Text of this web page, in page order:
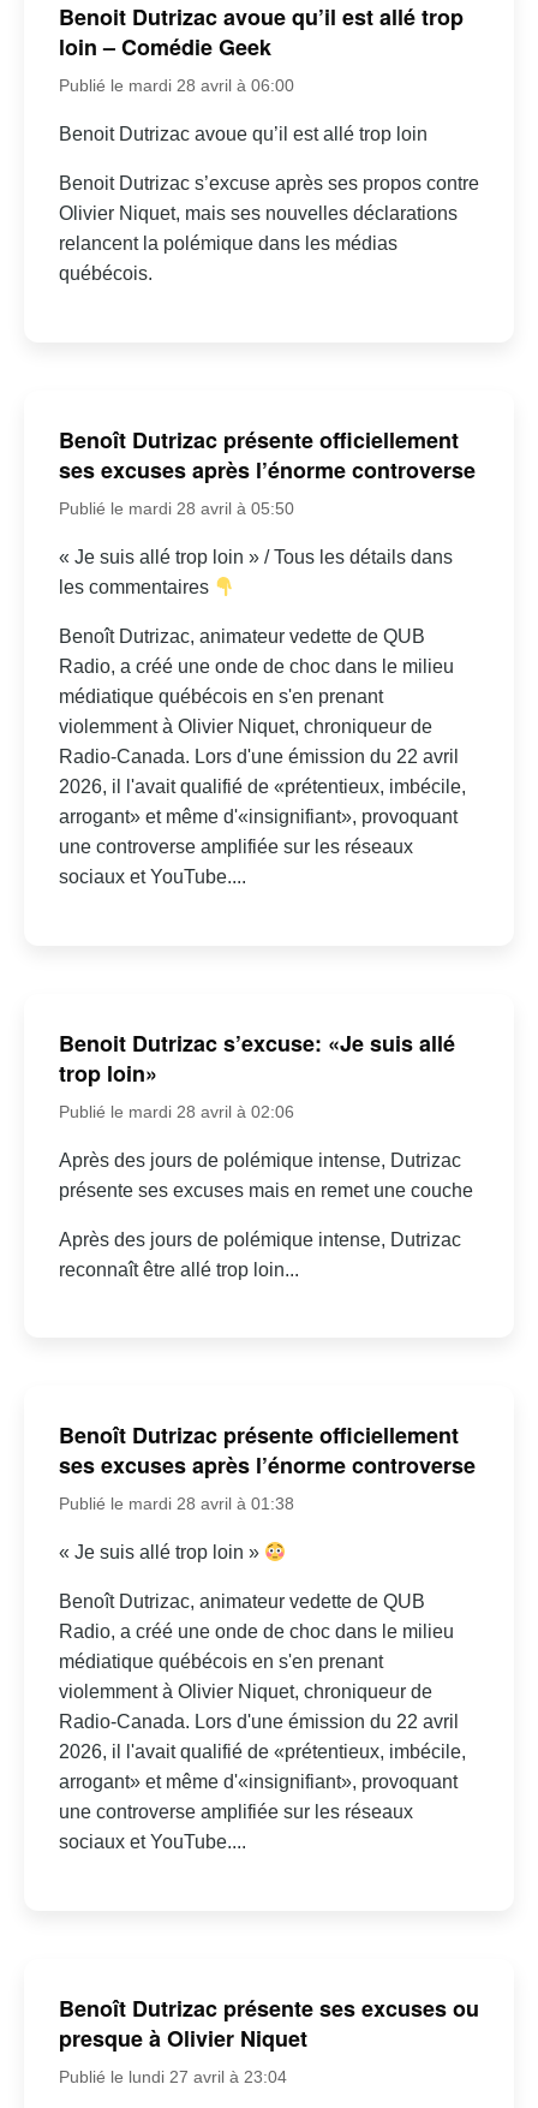
Benoit Dutrizac avoue qu’il est allé trop
loin – Comédie Geek
Publié le mardi 28 avril à 06:00
Benoit Dutrizac avoue qu’il est allé trop loin
Benoit Dutrizac s’excuse après ses propos contre
Olivier Niquet, mais ses nouvelles déclarations
relancent la polémique dans les médias
québécois.
Benoît Dutrizac présente officiellement
ses excuses après l’énorme controverse
Publié le mardi 28 avril à 05:50
« Je suis allé trop loin » / Tous les détails dans
les commentaires
Benoît Dutrizac, animateur vedette de QUB
Radio, a créé une onde de choc dans le milieu
médiatique québécois en s'en prenant
violemment à Olivier Niquet, chroniqueur de
Radio-Canada. Lors d'une émission du 22 avril
2026, il l'avait qualifié de «prétentieux, imbécile,
arrogant» et même d'«insignifiant», provoquant
une controverse amplifiée sur les réseaux
sociaux et YouTube....
Benoit Dutrizac s’excuse: «Je suis allé
trop loin»
Publié le mardi 28 avril à 02:06
Après des jours de polémique intense, Dutrizac
présente ses excuses mais en remet une couche
Après des jours de polémique intense, Dutrizac
reconnaît être allé trop loin...
Benoît Dutrizac présente officiellement
ses excuses après l’énorme controverse
Publié le mardi 28 avril à 01:38
« Je suis allé trop loin »
Benoît Dutrizac, animateur vedette de QUB
Radio, a créé une onde de choc dans le milieu
médiatique québécois en s'en prenant
violemment à Olivier Niquet, chroniqueur de
Radio-Canada. Lors d'une émission du 22 avril
2026, il l'avait qualifié de «prétentieux, imbécile,
arrogant» et même d'«insignifiant», provoquant
une controverse amplifiée sur les réseaux
sociaux et YouTube....
Benoît Dutrizac présente ses excuses ou
presque à Olivier Niquet
Publié le lundi 27 avril à 23:04